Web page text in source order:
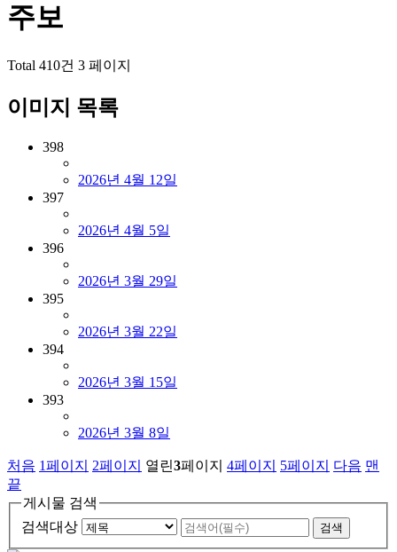
주보
Total 410건 3 페이지
이미지 목록
398
2026년 4월 12일
397
2026년 4월 5일
396
2026년 3월 29일
395
2026년 3월 22일
394
2026년 3월 15일
393
2026년 3월 8일
처음 1페이지 2페이지 열린3페이지 4페이지 5페이지 다음 맨
끝
게시물 검색
검색대상